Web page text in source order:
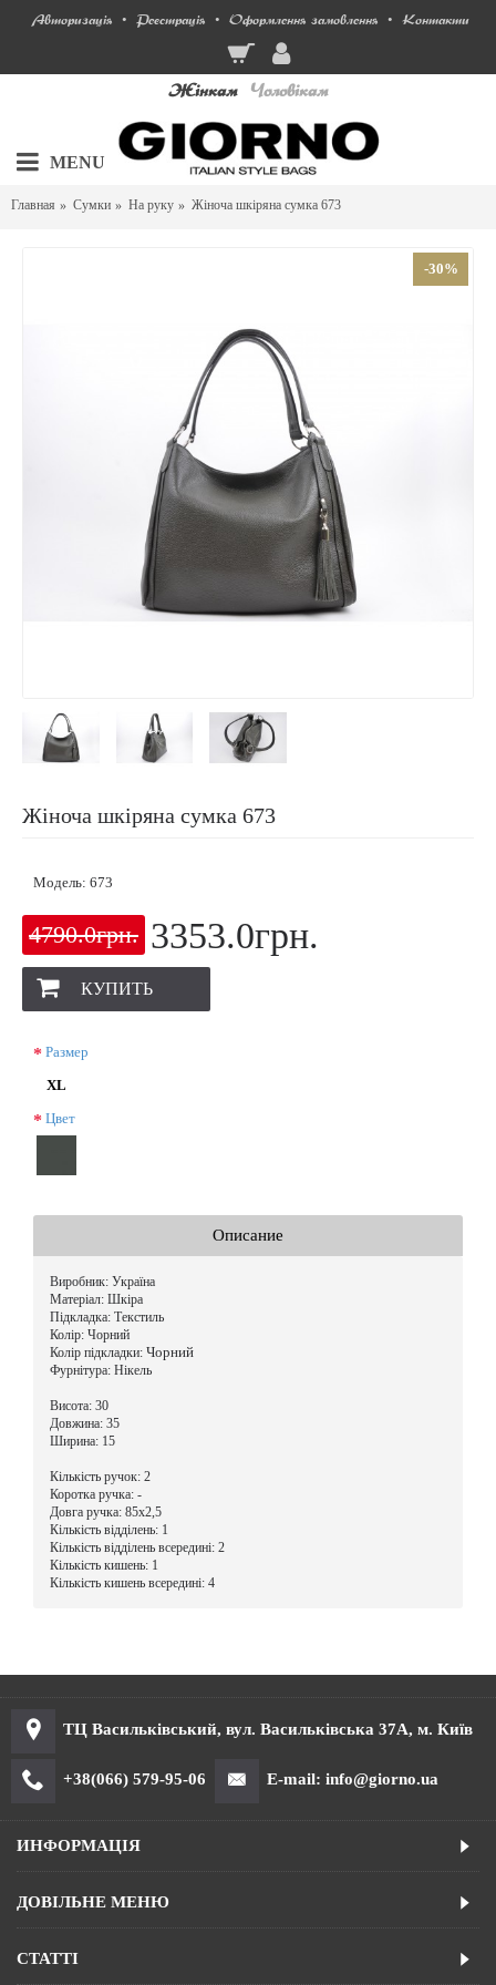
Авторизація • Реєстрація • Оформлення замовлення • Контакти
Жінкам Чоловікам
MENU
Главная Сумки На руку Жіноча шкіряна сумка 673
-30%
Жіноча шкіряна сумка 673
Модель: 673
4790.0грн. 3353.0грн.
КУПИТЬ
Размер
XL
Цвет
Описание
Виробник: Україна
Матеріал: Шкіра
Підкладка: Текстиль
Колір: Чорний
Колір підкладки: Чорний
Фурнітура: Нікель
Висота: 30
Довжина: 35
Ширина: 15
Кількість ручок: 2
Коротка ручка: -
Довга ручка: 85х2,5
Кількість відділень: 1
Кількість відділень всередині: 2
Кількість кишень: 1
Кількість кишень всередині: 4
ТЦ Васильківський, вул. Васильківська 37А, м. Київ
+38(066) 579-95-06 E-mail: info@giorno.ua
ИНФОРМАЦІЯ
ДОВІЛЬНЕ МЕНЮ
СТАТТІ